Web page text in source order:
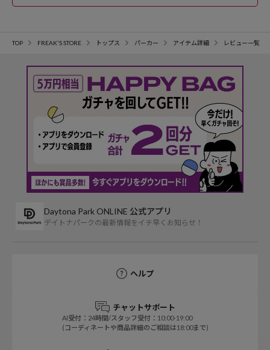
TOP FREAK'S STORE トップス パーカー アイテム詳細 レビュー一覧
Daytona Park ONLINE 公式アプリ
デイトナパークの最新情報をイチ早くお知らせ！
ヘルプ
チャットサポート
AI受付：24時間/スタッフ受付：10:00-19:00
(コーディネートや商品詳細のご相談は18:00まで)